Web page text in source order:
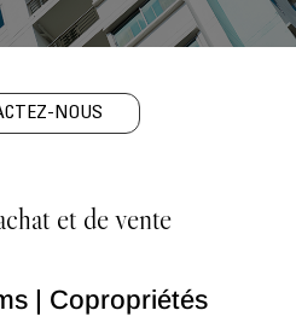
NOUS
et de vente
| Copropriétés